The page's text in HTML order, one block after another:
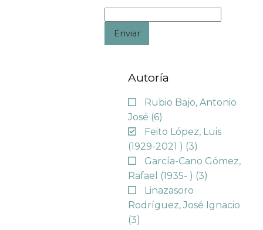
Enviar
Autoría
Rubio Bajo, Antonio
José (6)
Feito López, Luis
(1929-2021 ) (3)
García-Cano Gómez,
Rafael (1935- ) (3)
Linazasoro
Rodríguez, José Ignacio
(3)